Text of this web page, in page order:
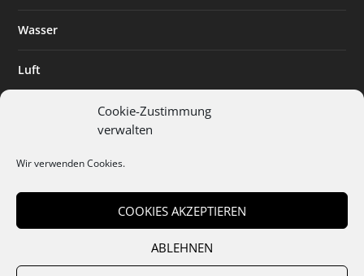
Cookie-Zustimmung
verwalten
Wir verwenden Cookies.
COOKIES AKZEPTIEREN
ABLEHNEN
Wasser
Luft
Digitalisierung